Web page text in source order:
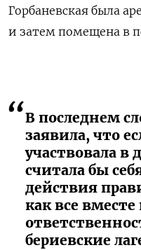
Горбаневская была
и затем помещена в
В последнем
заявила, что
участвовала в
считала бы
действия
как все вместе
бериевские